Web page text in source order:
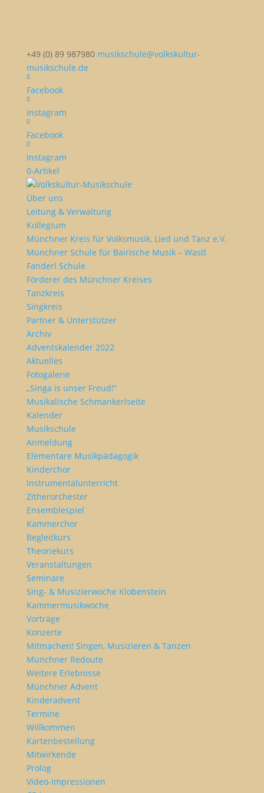
+49 (0) 89 987980 musikschule@volkskultur-
musikschule.de
Facebook
Instagram
Facebook
Instagram
0-Artikel
Über uns
Leitung & Verwaltung
Kollegium
Münchner Kreis für Volksmusik, Lied und Tanz e.V.
Münchner Schule für Bairische Musik – Wastl
Fanderl Schule
Förderer des Münchner Kreises
Tanzkreis
Singkreis
Partner & Unterstützer
Archiv
Adventskalender 2022
Aktuelles
Fotogalerie
„Singa is unser Freud!“
Musikalische Schmankerlseite
Kalender
Musikschule
Anmeldung
Elementare Musikpädagogik
Kinderchor
Instrumentalunterricht
Zitherorchester
Ensemblespiel
Kammerchor
Begleitkurs
Theoriekurs
Veranstaltungen
Seminare
Sing- & Musizierwoche Klobenstein
Kammermusikwoche
Vorträge
Konzerte
Mitmachen! Singen, Musizieren & Tanzen
Münchner Redoute
Weitere Erlebnisse
Münchner Advent
Kinderadvent
Termine
Willkommen
Kartenbestellung
Mitwirkende
Prolog
Video-Impressionen